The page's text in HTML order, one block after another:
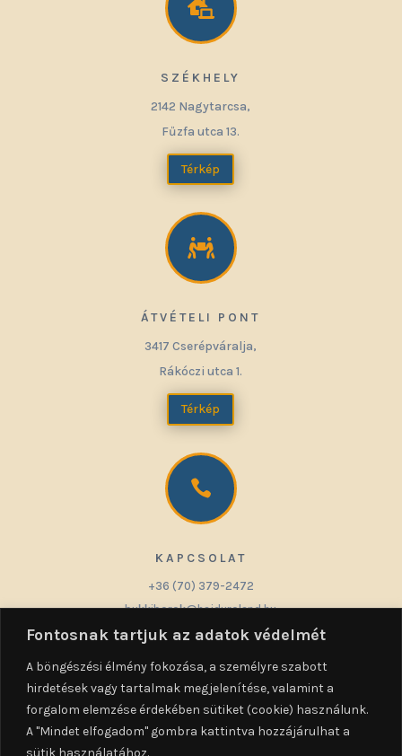
Fontosnak tartjuk az adatok védelmét
A böngészési élmény fokozása, a személyre szabott
hirdetések vagy tartalmak megjelenítése, valamint a
forgalom elemzése érdekében sütiket (cookie) használunk.
A "Mindet elfogadom" gombra kattintva hozzájárulhat a
sütik használatához.

SZÉKHELY
2142 Nagytarcsa,
Fűzfa utca 13.
Térkép

ÁTVÉTELI PONT
3417 Cserépváralja,
Rákóczi utca 1.
Térkép

KAPCSOLAT
+36 (70) 379-2472
bukkiborok@hajduroland.hu
